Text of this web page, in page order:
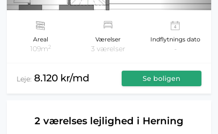
Areal
109m2
Værelser
3 værelser
Indflytnings dato
-
Leje: 8.120 kr/md Se boligen
2 værelses lejlighed i Herning